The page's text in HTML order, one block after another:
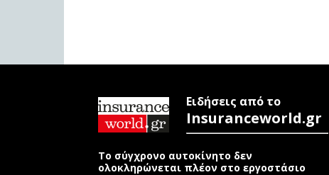
Ειδήσεις από το
Insuranceworld.gr
Το σύγχρονο αυτοκίνητο δεν
ολοκληρώνεται πλέον στο εργοστάσιο